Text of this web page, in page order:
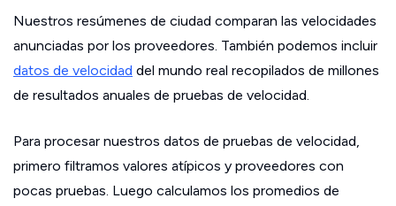
Nuestros resúmenes de ciudad comparan las velocidades
anunciadas por los proveedores. También podemos incluir
datos de velocidad del mundo real recopilados de millones
de resultados anuales de pruebas de velocidad.
Para procesar nuestros datos de pruebas de velocidad,
primero filtramos valores atípicos y proveedores con
pocas pruebas. Luego calculamos los promedios de